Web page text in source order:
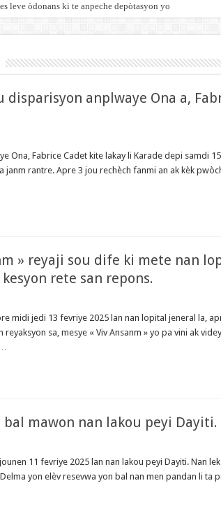
leve òdonans ki te anpeche depòtasyon yo
anplwaye Ona a,
Ona, Fabrice Cadet kite lakay li Karade depi samdi
janm rantre. Apre 3 jou rechèch fanmi an ak kèk
» reyaji sou dife ki mete nan
rete san repons.
midi jedi 13 fevriye 2025 lan nan lopital jeneral la,
sa, mesye « Viv Ansanm » yo pa vini ak
mawon nan lakou peyi Dayiti.
11 fevriye 2025 lan nan lakou peyi Dayiti. Nan
yon elèv resevwa yon bal nan men pandan li ta